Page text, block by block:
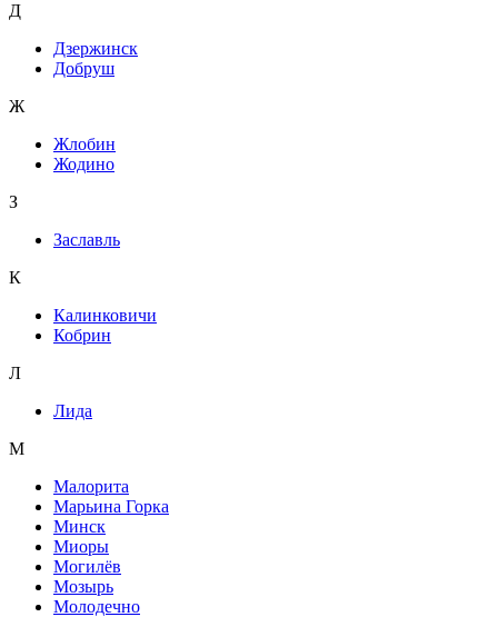
Д
Дзержинск
Добруш
Ж
Жлобин
Жодино
З
Заславль
К
Калинковичи
Кобрин
Л
Лида
М
Малорита
Марьина Горка
Минск
Миоры
Могилёв
Мозырь
Молодечно